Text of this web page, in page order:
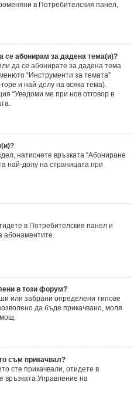
в Потребителския панел,
се абонирам за дадена тема(и)?
да се абонирате за дадена тема
“Инструменти за темата”
и най-долу на всяка тема).
“Уведоми ме при нов отговор в
натиснете връзката “Абониране
най-долу на страницата при
в Потребителския панел и
абонаментите.
в този форум?
или забрани определени типове
да бъде прикачвано, моля
съм прикачвал?
сте прикачвали, отидете в
връзката Управление на